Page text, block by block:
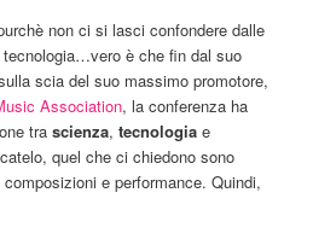
non ci si lasci confondere dalle
tecnologia…vero è che fin dal suo
scia del suo massimo promotore,
Association, la conferenza ha
trascienza,tecnologia e
quel che ci chiedono sono
e performance. Quindi,